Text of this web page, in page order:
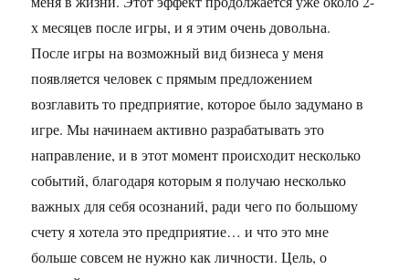
х месяцев после игры, и я этим очень довольна.
После игры на возможный вид бизнеса у меня
появляется человек с прямым предложением
возглавить то предприятие, которое было задумано в
игре. Мы начинаем активно разрабатывать это
направление, и в этот момент происходит несколько
событий, благодаря которым я получаю несколько
важных для себя осознаний, ради чего по большому
счету я хотела это предприятие… и что это мне
больше совсем не нужно как личности. Цель, о